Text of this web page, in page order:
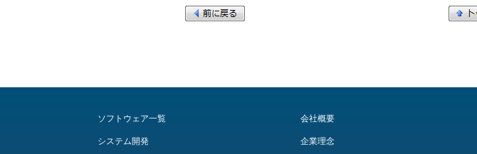
ソフトウェア一覧
システム開発
会社概要
企業理念